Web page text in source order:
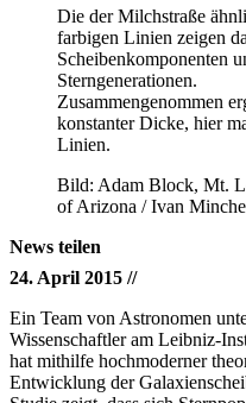
Die der Milchstraße
farbigen Linien zeigen
Scheibenkomponenten
Sterngenerationen.
Zusammengenommen
konstanter Dicke, hier
Linien.
Bild: Adam Block, Mt.
of Arizona / Ivan
News teilen
24. April 2015 //
Ein Team von Astronomen
Wissenschaftler am Leibniz-
hat mithilfe hochmoderner
Entwicklung der